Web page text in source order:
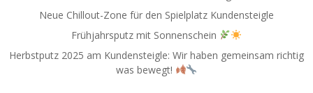
Neue Chillout-Zone für den Spielplatz Kundensteigle
Frühjahrsputz mit Sonnenschein
Herbstputz 2025 am Kundensteigle: Wir haben gemeinsam richtig
was bewegt!